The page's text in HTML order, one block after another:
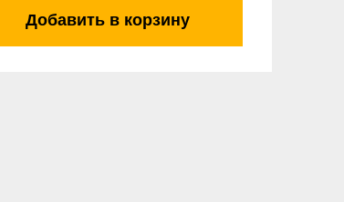
Добавить в корзину